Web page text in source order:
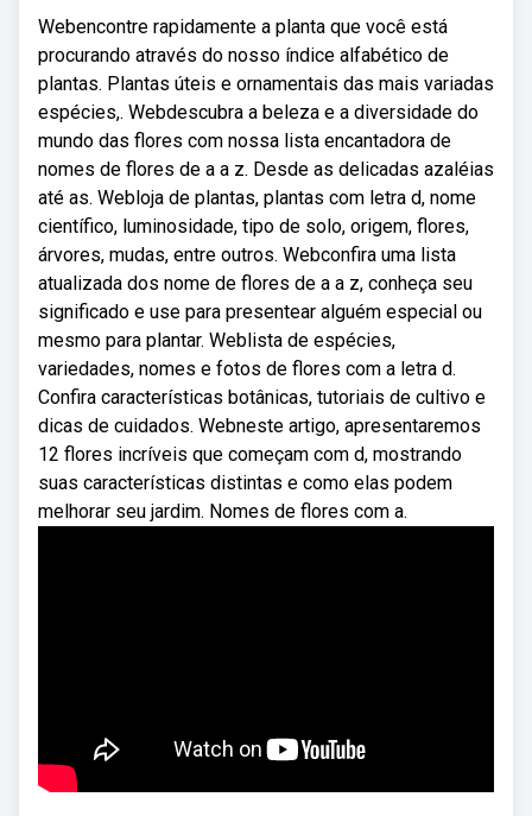
Webencontre rapidamente a planta que você está
procurando através do nosso índice alfabético de
plantas. Plantas úteis e ornamentais das mais variadas
espécies,. Webdescubra a beleza e a diversidade do
mundo das flores com nossa lista encantadora de
nomes de flores de a a z. Desde as delicadas azaléias
até as. Webloja de plantas, plantas com letra d, nome
científico, luminosidade, tipo de solo, origem, flores,
árvores, mudas, entre outros. Webconfira uma lista
atualizada dos nome de flores de a a z, conheça seu
significado e use para presentear alguém especial ou
mesmo para plantar. Weblista de espécies,
variedades, nomes e fotos de flores com a letra d.
Confira características botânicas, tutoriais de cultivo e
dicas de cuidados. Webneste artigo, apresentaremos
12 flores incríveis que começam com d, mostrando
suas características distintas e como elas podem
melhorar seu jardim. Nomes de flores com a.